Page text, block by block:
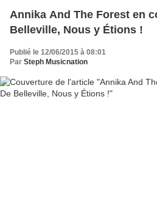
Annika And The Forest en
Belleville, Nous y Étions !
Publié le 12/06/2015 à 08:01
Par Steph Musicnation